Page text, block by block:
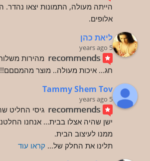
אלופים.
ליאת כהן
5 years ago
recommends
חג... איכות מעולה.. מוצר מהמםםם!!
Tammy Shem Tov
5 years ago
recommends
ממנו לעיצוב הבית.
תלינו את החלק של... קראו עוד